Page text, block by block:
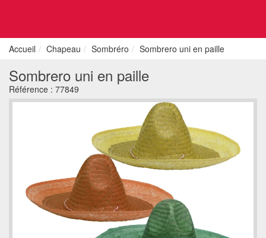
Accueil Chapeau Sombréro Sombrero uni en paille
Sombrero uni en paille
Référence : 77849